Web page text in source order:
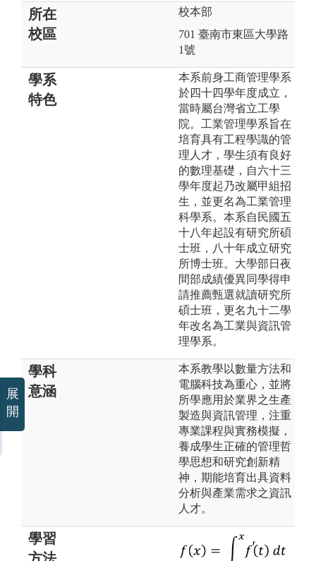
所在
校區
校本部
701 臺南市東區大學路
1號
學系
特色
本系前身工商管理學系
於四十四學年度成立，
當時屬台灣省立工學
院。工業管理學系旨在
培育具有工程學識的管
理人才，學生須有良好
的數理基礎，自六十三
學年度起乃改屬甲組招
生，並更名為工業管理
科學系。本系自民國五
十八年起設有研究所碩
士班，八十年成立研究
所博士班。大學部日夜
間部成績優異同學得申
請推薦甄選就讀研究所
碩士班，更名九十二學
年改名為工業與資訊管
理學系。
學科
意涵
本系教學以數量方法和
電腦科技為重心，並將
所學應用於業界之生產
製造與資訊管理，注重
專業課程與實務模擬，
養成學生正確的管理哲
學思想和研究創新精
神，期能培育出具資料
分析與產業需求之資訊
人才。
學習
展
開